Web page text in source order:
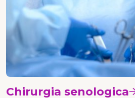
Chirurgia senologica